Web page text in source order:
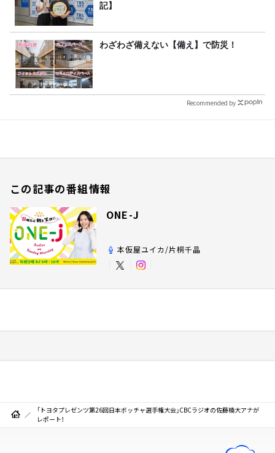
記】
わざわざ備えない【備え】で防災！
Recommended by
この記事の番組情報
ONE-J
本仮屋ユイカ/片桐千晶
「トヨタプレゼンツ第26回日本ボッチャ選手権大会」CBCラジオの佐藤楠大アナが
レポート！